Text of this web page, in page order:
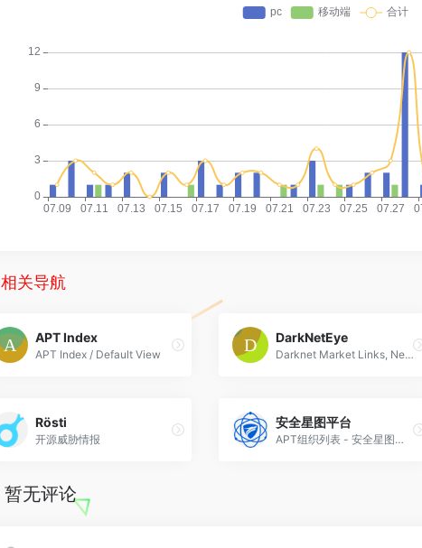
相关导航
APT Index
APT Index / Default View
DarkNetEye
Darknet Market Links, News and Vendor Stores
Rösti
开源威胁情报
安全星图平台
APT组织列表 - 安全星图平台
暂无评论